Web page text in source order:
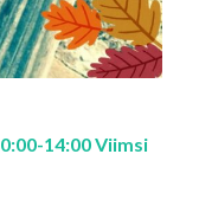
14:00 Viimsi